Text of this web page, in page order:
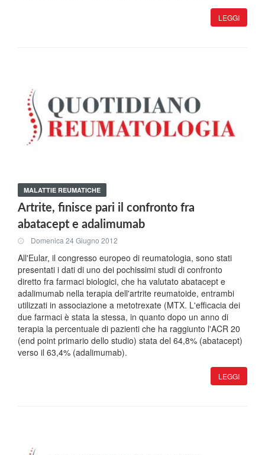
LEGGI
MALATTIE REUMATICHE
Artrite, finisce pari il confronto fra
abatacept e adalimumab
Domenica 24 Giugno 2012
All'Eular, il congresso europeo di reumatologia, sono stati
presentati i dati di uno dei pochissimi studi di confronto
diretto fra farmaci biologici, che ha valutato abatacept e
adalimumab nella terapia dell'artrite reumatoide, entrambi
utilizzati in associazione a metotrexate (MTX. L'efficacia dei
due farmaci è stata la stessa, in quanto dopo un anno di
terapia la percentuale di pazienti che ha raggiunto l'ACR 20
(end point primario dello studio) stata del 64,8% (abatacept)
verso il 63,4% (adalimumab).
LEGGI